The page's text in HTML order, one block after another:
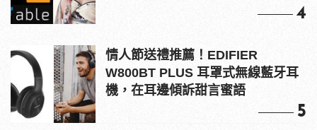
4
情人節送禮推薦！EDIFIER
W800BT PLUS 耳罩式無線藍牙耳
機，在耳邊傾訴甜言蜜語
5